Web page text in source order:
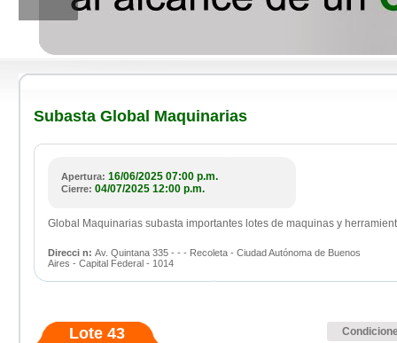
Subasta Global Maquinarias
Apertura: 16/06/2025 07:00 p.m.
Cierre: 04/07/2025 12:00 p.m.
Global Maquinarias subasta importantes lotes de maquinas y
Direcci n: Av. Quintana 335 - - - Recoleta - Ciudad Autónoma de Buenos
Aires - Capital Federal - 1014
Lote 43